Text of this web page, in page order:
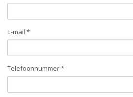
E-mail *
Telefoonnummer *